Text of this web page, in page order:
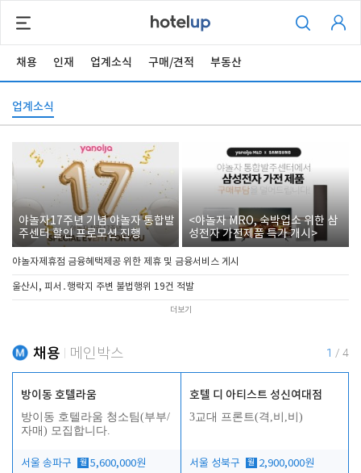
채용 인재 업계소식 구매/견적 부동산
업계소식
야놀자17주년 기념 야놀자 통합발
주센터 할인 프로모션 진행
<야놀자 MRO, 숙박업소 위한 삼
성전자 가전제품 특가 개시>
야놀자제휴점 금융혜택제공 위한 제휴 및 금융서비스 게시
울산시, 피서․행락지 주변 불법행위 19건 적발
더보기
채용 메인박스 1 / 4
방이동 호텔라움
방이동 호텔라움 청소팀(부부/
자매) 모집합니다.
서울 송파구 월 5,600,000원
호텔 디 아티스트 성신여대점
3교대 프론트(격,비,비)
서울 성북구 월 2,900,000원